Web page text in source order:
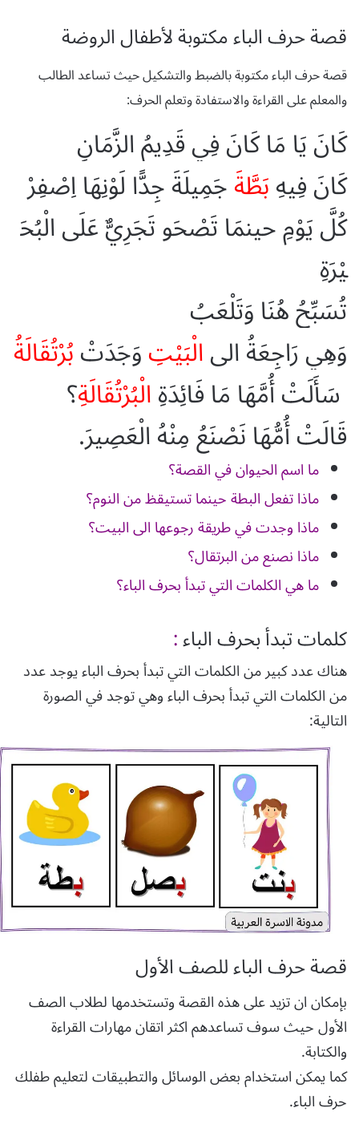
قصة حرف الباء مكتوبة لأطفال الروضة
قصة حرف الباء مكتوبة بالضبط والتشكيل حيث تساعد الطالب
والمعلم على القراءة والاستفادة وتعلم الحرف:
كَانَيَامَاكَانَفِيقَدِيمُالزَّمَانِ
كَانَفِيهِبَطَّةَجَمِيلَةَجِدًّالَوْنِهَااِصْفِرْ
كُلَّيَوْمِحينمَاتَصْحَوتَجَرِيٌّعَلَىالْبُحَ
يْرَةِ
تُسَبِّحُهُنَاوَتَلْعَبُ
وَهِيرَاجِعَةُالىالْبَيْتِوَجَدَتْبُرْتُقَالَةُ
سَأَلَتْأُمَّهَامَافَائِدَةِالْبُرْتُقَالَةِ؟
قَالَتْأُمُّهَانَصْنَعُمِنْهُالْعَصِيرَ.
ما اسم الحيوان في القصة؟
ماذا تفعل البطة حينما تستيقظ من النوم؟
ماذا وجدت في طريقة رجوعها الى البيت؟
ماذا نصنع من البرتقال؟
ما هي الكلمات التي تبدأ بحرف الباء؟
كلمات تبدأ بحرفالباء:
هناك عدد كبير من الكلمات التي تبدأ بحرف الباء يوجد عدد
من الكلمات التي تبدأ بحرف الباء وهي توجد في الصورة
التالية:
قصة حرف الباء للصف الأول
بإمكان ان تزيد على هذه القصة وتستخدمها لطلاب الصف
الأول حيث سوف تساعدهم اكثر اتقان مهارات القراءة
والكتابة.
كما يمكن استخدام بعض الوسائل والتطبيقات لتعليم طفلك
حرف الباء.